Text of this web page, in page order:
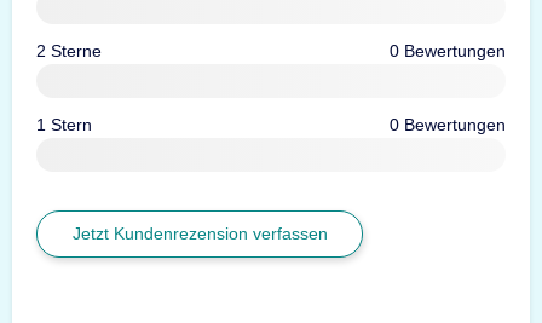
2 Sterne 0 Bewertungen
1 Stern 0 Bewertungen
Jetzt Kundenrezension verfassen